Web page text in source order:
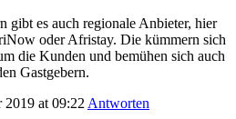
gibt es auch regionale Anbieter, hier
oder Afristay. Die kümmern sich
die Kunden und bemühen sich auch
Gastgebern.
2019 at 09:22 Antworten